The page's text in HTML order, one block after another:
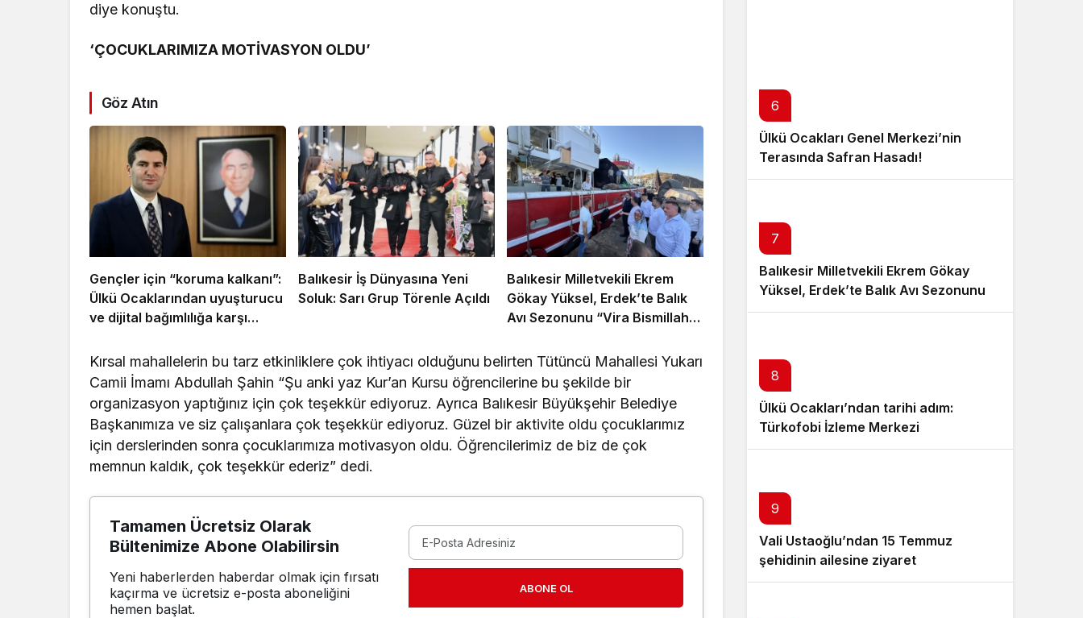
diye konuştu.
‘ÇOCUKLARIMIZA MOTİVASYON OLDU’
Göz Atın
Gençler için “koruma kalkanı”:
Ülkü Ocaklarından uyuşturucu
ve dijital bağımlılığa karşı
Balıkesir İş Dünyasına Yeni
Soluk: Sarı Grup Törenle Açıldı
Balıkesir Milletvekili Ekrem
Gökay Yüksel, Erdek’te Balık
Avı Sezonunu “Vira Bismillah”
Kırsal mahallelerin bu tarz etkinliklere çok ihtiyacı olduğunu belirten Tütüncü Mahallesi Yukarı
Camii İmamı Abdullah Şahin “Şu anki yaz Kur’an Kursu öğrencilerine bu şekilde bir
organizasyon yaptığınız için çok teşekkür ediyoruz. Ayrıca Balıkesir Büyükşehir Belediye
Başkanımıza ve siz çalışanlara çok teşekkür ediyoruz. Güzel bir aktivite oldu çocuklarımız
için derslerinden sonra çocuklarımıza motivasyon oldu. Öğrencilerimiz de biz de çok
memnun kaldık, çok teşekkür ederiz” dedi.
Tamamen Ücretsiz Olarak
Bültenimize Abone Olabilirsin
Yeni haberlerden haberdar olmak için fırsatı
kaçırma ve ücretsiz e-posta aboneliğini
hemen başlat.
ABONE OL
6
Ülkü Ocakları Genel Merkezi’nin
Terasında Safran Hasadı!
7
Balıkesir Milletvekili Ekrem Gökay
Yüksel, Erdek’te Balık Avı Sezonunu
“Vira Bismillah” ile Açtı
8
Ülkü Ocakları’ndan tarihi adım:
Türkofobi İzleme Merkezi
9
Vali Ustaoğlu’ndan 15 Temmuz
şehidinin ailesine ziyaret